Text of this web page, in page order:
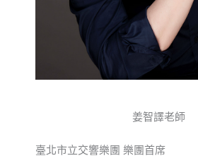
姜智譯老師
臺北市立交響樂團 樂團首席